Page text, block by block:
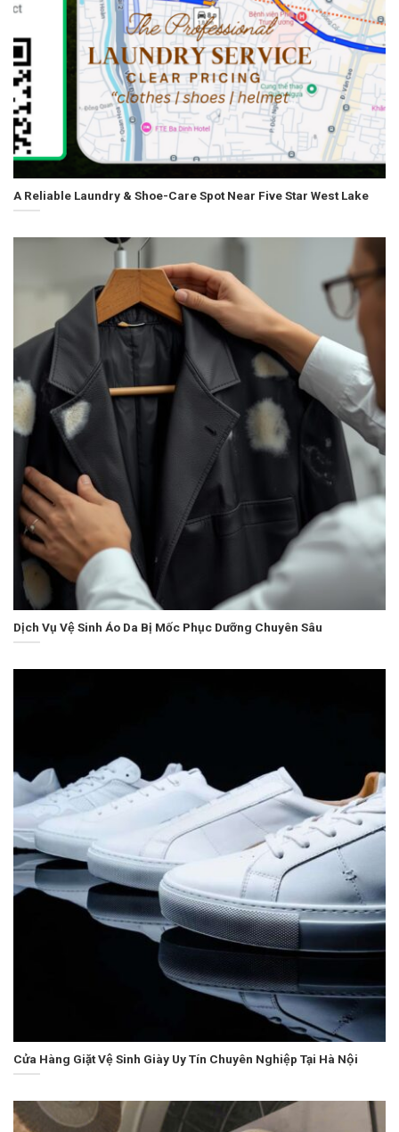
A Reliable Laundry & Shoe-Care Spot Near Five Star West Lake
Dịch Vụ Vệ Sinh Áo Da Bị Mốc Phục Dưỡng Chuyên Sâu
Cửa Hàng Giặt Vệ Sinh Giày Uy Tín Chuyên Nghiệp Tại Hà Nội